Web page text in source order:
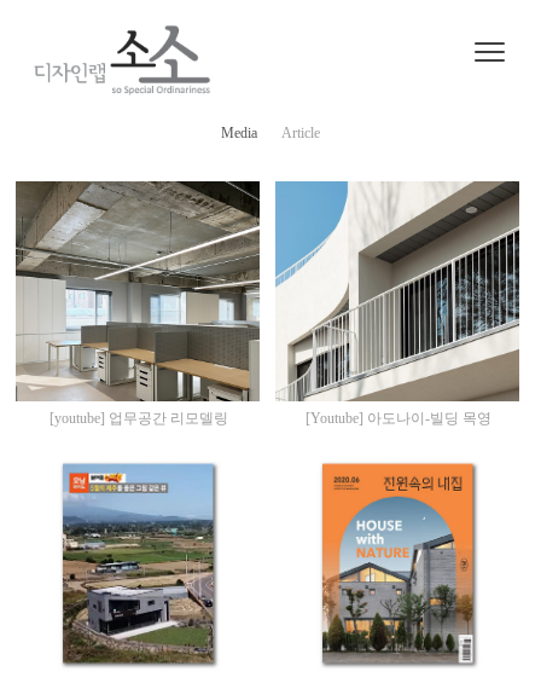
Media Article
[youtube] 업무공간 리모델링 [Youtube] 아도나이-빌딩 목영